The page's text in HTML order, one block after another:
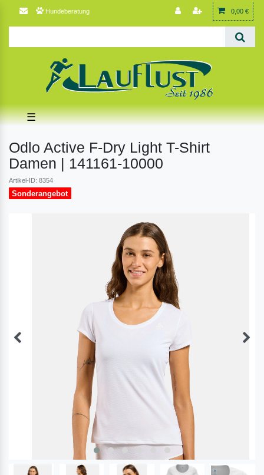
Hundeberatung 0,00 €
☰
Odlo Active F-Dry Light T-Shirt
Damen | 141161-10000
Artikel-ID: 8354
Sonderangebot